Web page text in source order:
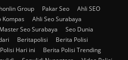
Group Pakar Seo
Ahli SEO
Kompas
Ahli Seo Surabaya
Master Seo Surabaya
Seo Dunia
Beritapolisi
Berita Polisi
Hari ini
Berita Polisi Trending